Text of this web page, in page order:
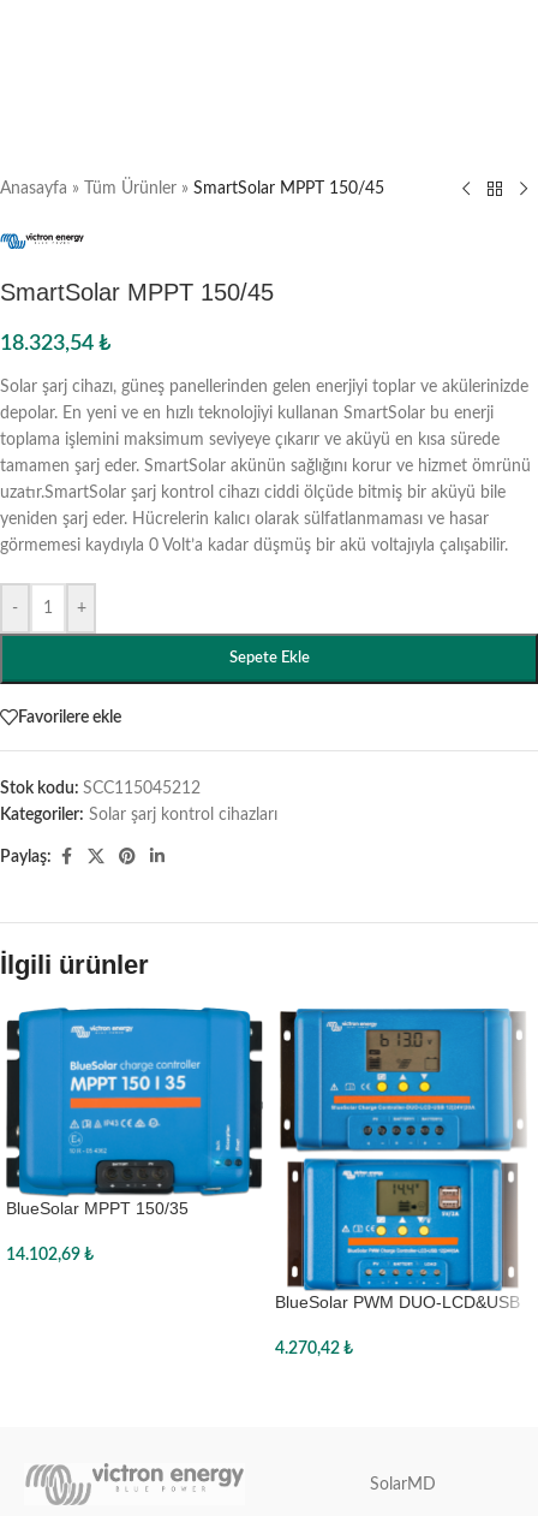
Anasayfa » Tüm Ürünler » SmartSolar MPPT 150/45
SmartSolar MPPT 150/45
18.323,54 ₺
Solar şarj cihazı, güneş panellerinden gelen enerjiyi toplar ve akülerinizde
depolar. En yeni ve en hızlı teknolojiyi kullanan SmartSolar bu enerji
toplama işlemini maksimum seviyeye çıkarır ve aküyü en kısa sürede
tamamen şarj eder. SmartSolar akünün sağlığını korur ve hizmet ömrünü
uzatır.SmartSolar şarj kontrol cihazı ciddi ölçüde bitmiş bir aküyü bile
yeniden şarj eder. Hücrelerin kalıcı olarak sülfatlanmaması ve hasar
görmemesi kaydıyla 0 Volt’a kadar düşmüş bir akü voltajıyla çalışabilir.
- +
Sepete Ekle
Favorilere ekle
Stok kodu: SCC115045212
Kategoriler: Solar şarj kontrol cihazları
Paylaş:
İlgili ürünler
BlueSolar MPPT 150/35
14.102,69 ₺
BlueSolar PWM DUO-LCD&USB
4.270,42 ₺
SolarMD